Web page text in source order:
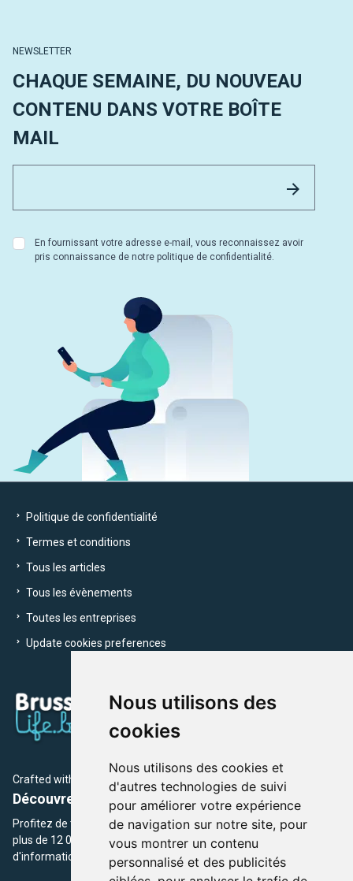
Nous utilisons des
cookies
Nous utilisons des cookies et
d'autres technologies de suivi
pour améliorer votre expérience
de navigation sur notre site, pour
vous montrer un contenu
personnalisé et des publicités
NEWSLETTER
CHAQUE SEMAINE, DU NOUVEAU
CONTENU DANS VOTRE BOÎTE
MAIL
En fournissant votre adresse e-mail, vous reconnaissez avoir
pris connaissance de notre politique de confidentialité.
Politique de confidentialité
Termes et conditions
Tous les articles
Tous les évènements
Toutes les entreprises
Update cookies preferences
Crafted with by Brusselslife Team
Découvrez plus de 12 000 adresses et événements
Profitez de toutes les sections de BrusselsLife.be et découvrez
plus de 12 000 adresses et un grand choix d'événements,
d'informations et de conseils et astuces de notre écriture.